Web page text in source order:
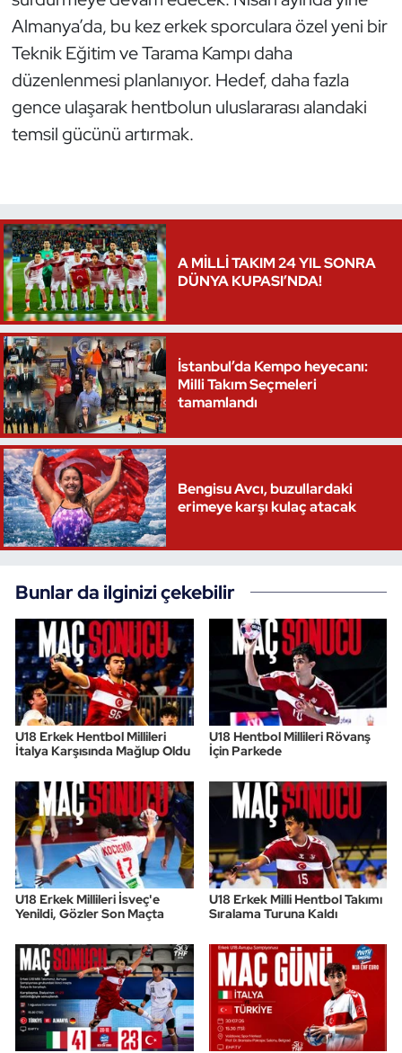
Almanya’da, bu kez erkek sporculara özel yeni bir
Teknik Eğitim ve Tarama Kampı daha
düzenlenmesi planlanıyor. Hedef, daha fazla
gence ulaşarak hentbolun uluslararası alandaki
temsil gücünü artırmak.
A MİLLİ TAKIM 24 YIL SONRA
DÜNYA KUPASI’NDA!
İstanbul’da Kempo heyecanı:
Milli Takım Seçmeleri
tamamlandı
Bengisu Avcı, buzullardaki
erimeye karşı kulaç atacak
Bunlar da ilginizi çekebilir
U18 Erkek Hentbol Millileri
İtalya Karşısında Mağlup Oldu
U18 Hentbol Millileri Rövanş
İçin Parkede
U18 Erkek Millileri İsveç'e
Yenildi, Gözler Son Maçta
U18 Erkek Milli Hentbol Takımı
Sıralama Turuna Kaldı
Oryantiring
Özel Sporcular
Paralimpik
Su Topu
Sualtı Sporları
Tekvando
Tenis
Triatlon
Voleybol
Vücut Geliştirme Fitness
Yelken
Yüzme